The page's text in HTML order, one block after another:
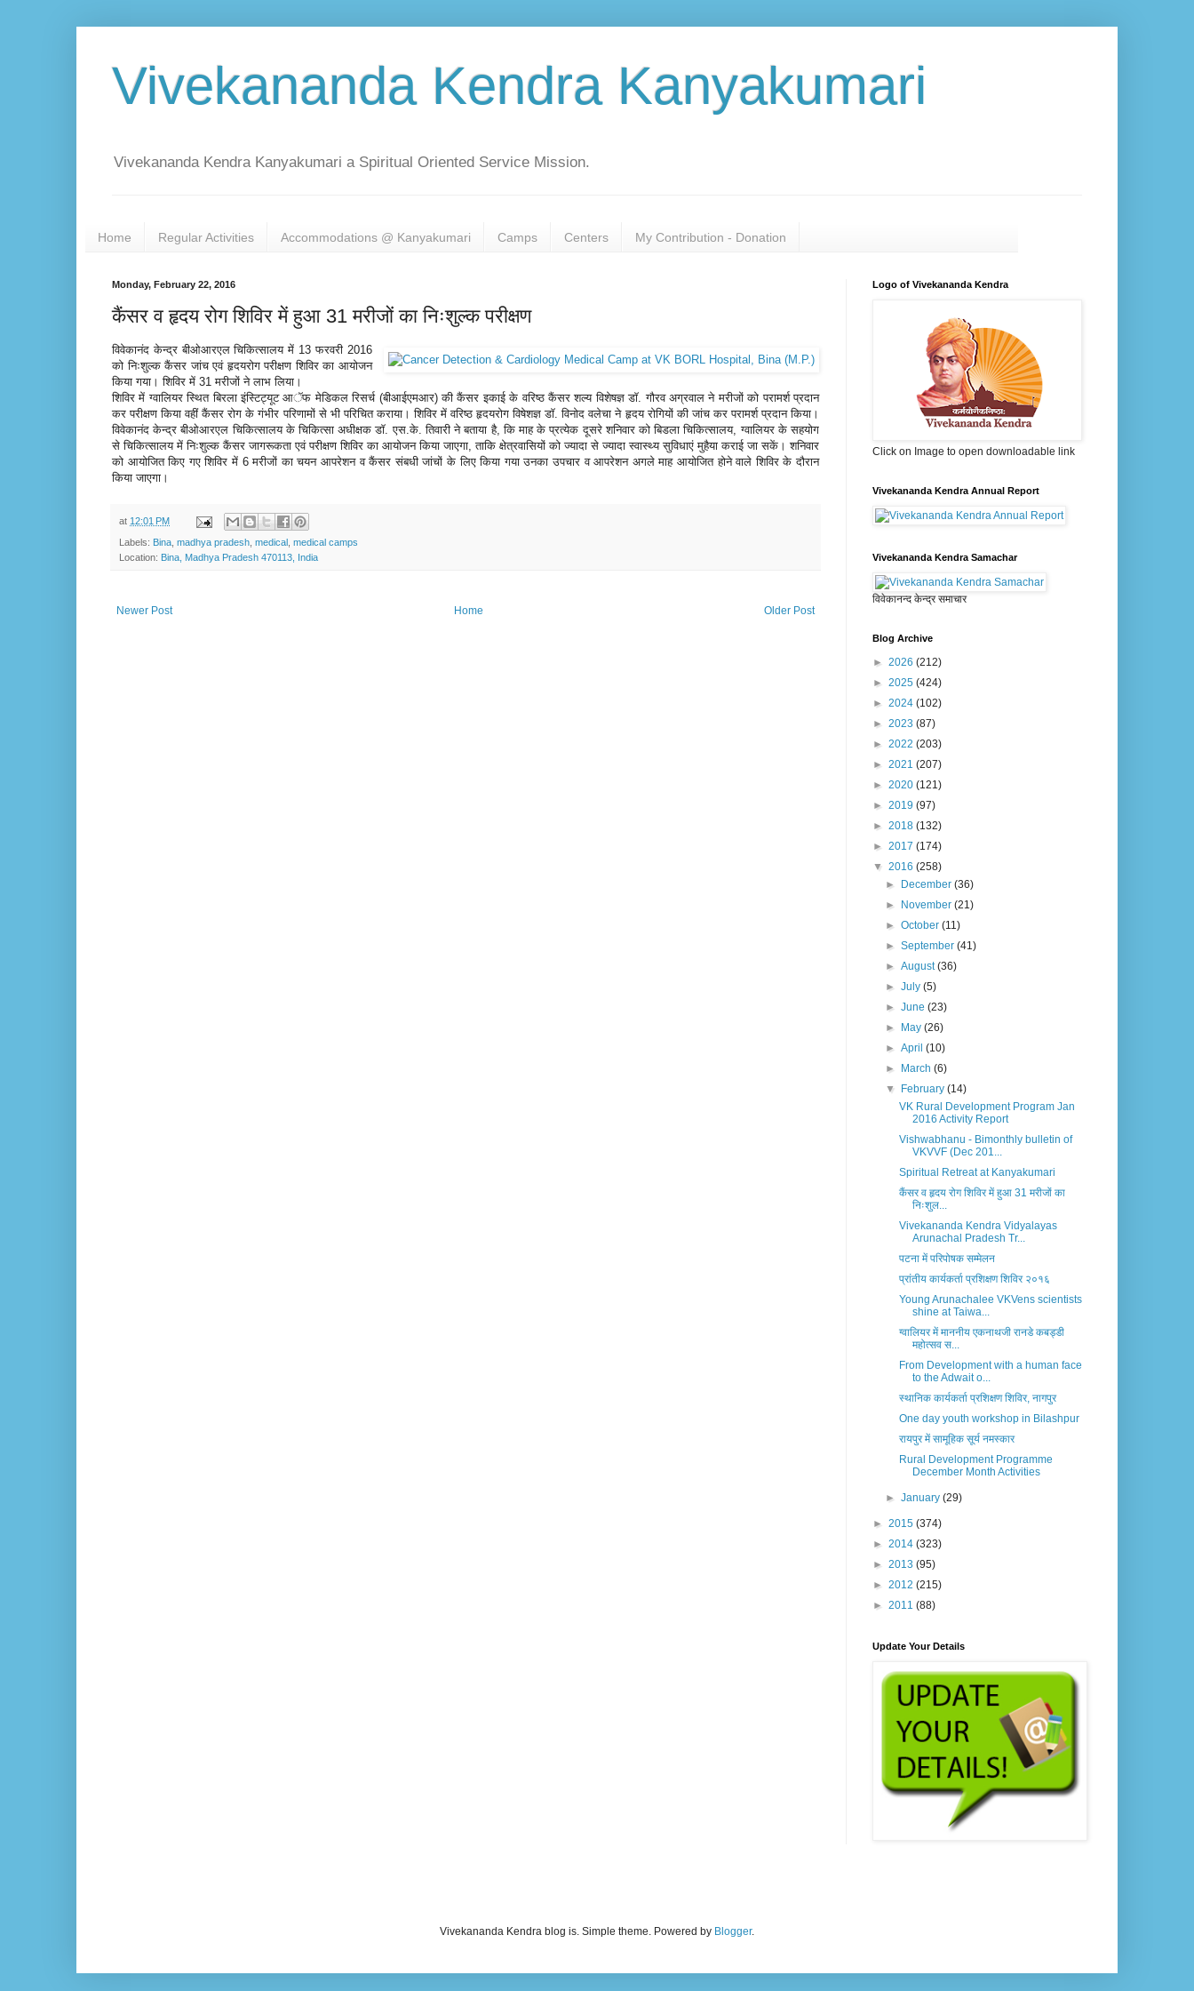
Vivekananda Kendra Kanyakumari
Vivekananda Kendra Kanyakumari a Spiritual Oriented Service Mission.
Home Regular Activities Accommodations @ Kanyakumari Camps Centers My Contribution - Donation
Monday, February 22, 2016
कैंसर व हृदय रोग शिविर में हुआ 31 मरीजों का निःशुल्क परीक्षण
विवेकानंद केन्द्र बीओआरएल चिकित्सालय में 13 फरवरी 2016
को निःशुल्क कैंसर जांच एवं हृदयरोग परीक्षण शिविर का आयोजन
किया गया। शिविर में 31 मरीजों ने लाभ लिया।
शिविर में ग्वालियर स्थित बिरला इंस्टिट्यूट आॅफ मेडिकल रिसर्च (बीआईएमआर) की कैंसर इकाई के वरिष्ठ कैंसर शल्य विशेषज्ञ डाॅ. गौरव अग्रवाल ने मरीजों को परामर्श प्रदान
कर परीक्षण किया वहीं कैंसर रोग के गंभीर परिणामों से भी परिचित कराया। शिविर में वरिष्ठ हृदयरोग विषेशज्ञ डाॅ. विनोद वलेचा ने हृदय रोगियों की जांच कर परामर्श प्रदान किया।
विवेकानंद केन्द्र बीओआरएल चिकित्सालय के चिकित्सा अधीक्षक डाॅ. एस.के. तिवारी ने बताया है, कि माह के प्रत्येक दूसरे शनिवार को बिडला चिकित्सालय, ग्वालियर के सहयोग
से चिकित्सालय में निःशुल्क कैंसर जागरूकता एवं परीक्षण शिविर का आयोजन किया जाएगा, ताकि क्षेत्रवासियों को ज्यादा से ज्यादा स्वास्थ्य सुविधाएं मुहैया कराई जा सकें। शनिवार
को आयोजित किए गए शिविर में 6 मरीजों का चयन आपरेशन व कैंसर संबधी जांचों के लिए किया गया उनका उपचार व आपरेशन अगले माह आयोजित होने वाले शिविर के दौरान
किया जाएगा।
at 12:01 PM
Labels: Bina madhya pradesh medical
medical camps
Location: Bina, Madhya Pradesh 470113, India
Newer Post Older Post
Home
Logo of Vivekananda Kendra
Click on Image to open downloadable link
Vivekananda Kendra Annual Report
Vivekananda Kendra Samachar
विवेकानन्द केन्द्र समाचार
Blog Archive
► 2026 (212)
► 2025 (424)
► 2024 (102)
► 2023 (87)
► 2022 (203)
► 2021 (207)
► 2020 (121)
► 2019 (97)
► 2018 (132)
► 2017 (174)
▼ 2016 (258)
►
December(36)
►
November(21)
►October(11)
►September(41)
►August(36)
►July(5)
►June(23)
►
May(26)
►April(10)
►
March(6)
▼
February(14)
VK Rural Development Program Jan
2016 Activity Report
Vishwabhanu - Bimonthly bulletin of
VKVVF (Dec 201...
Spiritual Retreat at Kanyakumari
कैंसर व हृदय रोग शिविर में हुआ 31 मरीजों का
निःशुल...
Vivekananda Kendra Vidyalayas
Arunachal Pradesh Tr...
पटना में परिपोषक सम्मेलन
प्रांतीय कार्यकर्ता प्रशिक्षण शिविर २०१६
Young Arunachalee VKVens scientists
shine at Taiwa...
ग्वालियर में माननीय एकनाथजी रानडे कबड्डी
महोत्सव स...
From Development with a human face
to the Adwait o...
स्थानिक कार्यकर्ता प्रशिक्षण शिविर, नागपुर
One day youth workshop in Bilashpur
रायपुर में सामूहिक सूर्य नमस्कार
Rural Development Programme
December Month Activities
►January(29)
► 2015 (374)
► 2014 (323)
► 2013 (95)
► 2012 (215)
► 2011 (88)
Update Your Details
Vivekananda Kendra blog is. Simple theme. Powered by Blogger.